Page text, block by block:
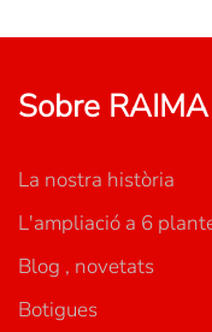
Sobre RAIMA
La nostra història
L'ampliació a 6
Blog , novetats
Botigues